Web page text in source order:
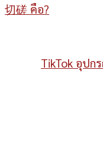
切磋 คือ?
TikTok อุปก